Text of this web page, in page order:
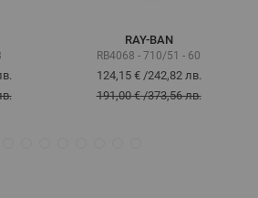
RAY-BAN
RB4068 - 710/51 - 60
124,15 €/242,82 лв.
191,00 €/373,56 лв.